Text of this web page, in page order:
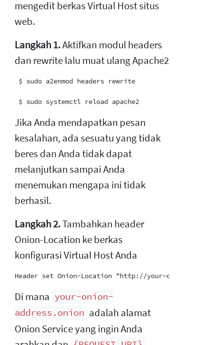
mengedit berkas Virtual Host situs
web.
Langkah 1.Aktifkan modul headers
dan rewrite lalu muat ulang Apache2
$ sudo a2enmod headers rewrite
Jika Anda mendapatkan pesan
kesalahan, ada sesuatu yang tidak
beres dan Anda tidak dapat
melanjutkan sampai Anda
menemukan mengapa ini tidak
berhasil.
Langkah 2.Tambahkan header
Onion-Location ke berkas
konfigurasi Virtual Host Anda
Di mana your-onion-
address.onion adalah alamat
Onion Service yang ingin Anda